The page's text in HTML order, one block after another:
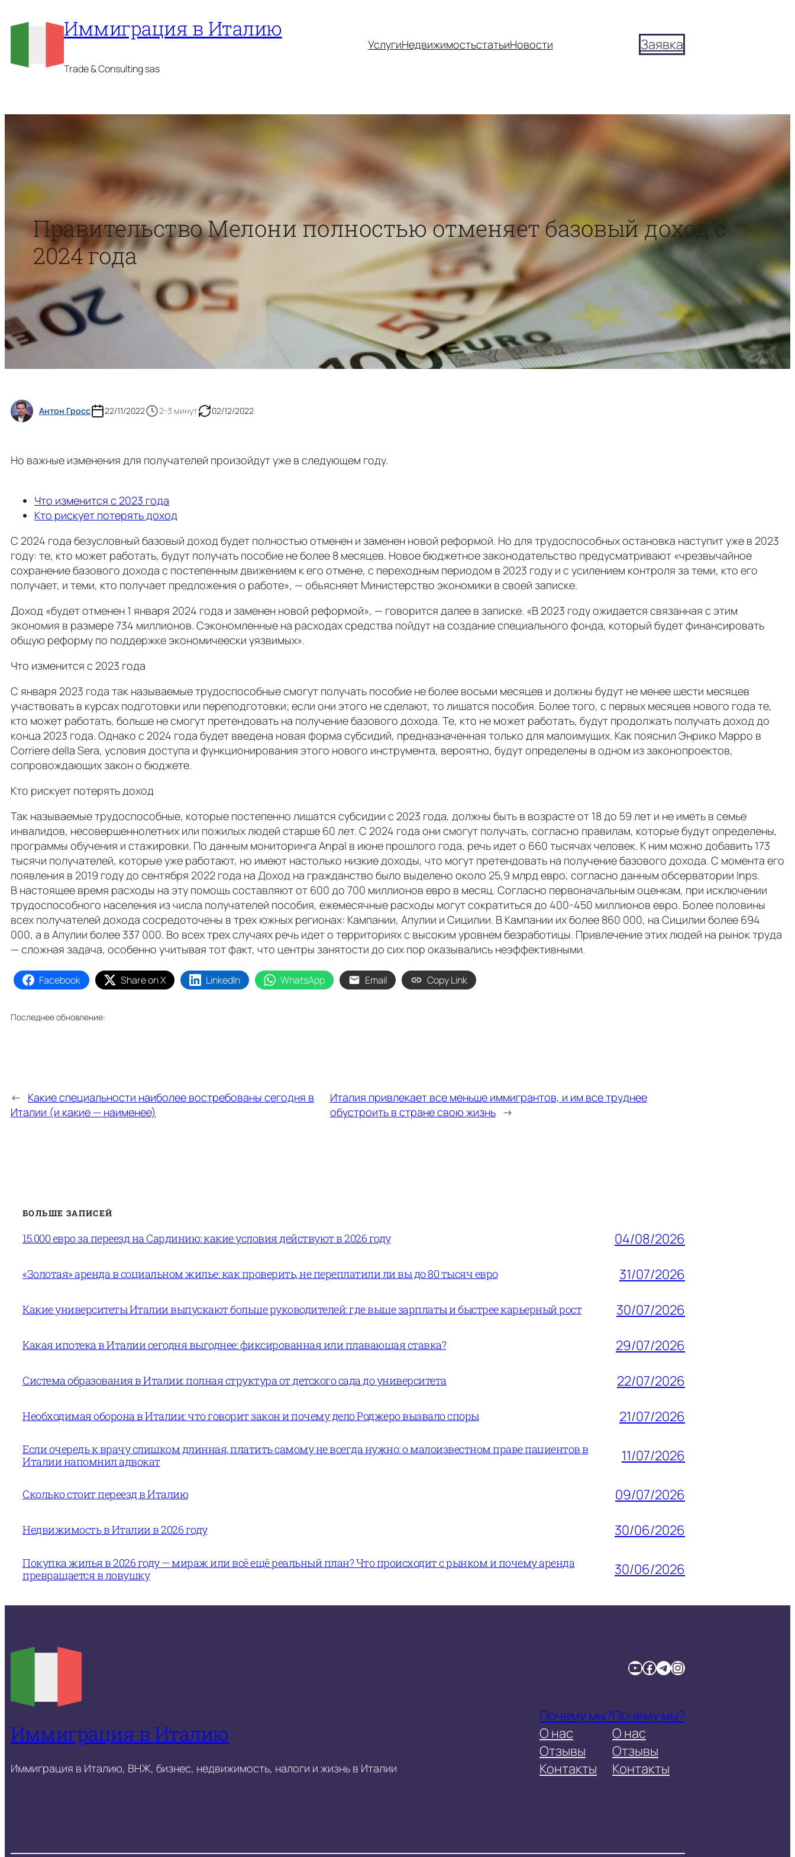
Иммиграция в Италию
Trade & Consulting sas
УслугиНедвижимостьстатьиНовости Заявка
Правительство Мелони полностью отменяет базовый доход с
2024 года
Антон Гросс 22/11/2022 2-3 минут 02/12/2022
Но важные изменения для получателей произойдут уже в следующем году.
Что изменится с 2023 года
Кто рискует потерять доход
С 2024 года безусловный базовый доход будет полностью отменен и заменен новой реформой. Но для трудоспособных остановка наступит уже в 2023
году: те, кто может работать, будут получать пособие не более 8 месяцев. Новое бюджетное законодательство предусматривают «чрезвычайное
сохранение базового дохода с постепенным движением к его отмене, с переходным периодом в 2023 году и с усилением контроля за теми, кто его
получает, и теми, кто получает предложения о работе», — объясняет Министерство экономики в своей записке.
Доход «будет отменен 1 января 2024 года и заменен новой реформой», — говорится далее в записке. «В 2023 году ожидается связанная с этим
экономия в размере 734 миллионов. Сэкономленные на расходах средства пойдут на создание специального фонда, который будет финансировать
общую реформу по поддержке экономичеески уязвимых».
Что изменится с 2023 года
С января 2023 года так называемые трудоспособные смогут получать пособие не более восьми месяцев и должны будут не менее шести месяцев
участвовать в курсах подготовки или переподготовки; если они этого не сделают, то лишатся пособия. Более того, с первых месяцев нового года те,
кто может работать, больше не смогут претендовать на получение базового дохода. Те, кто не может работать, будут продолжать получать доход до
конца 2023 года. Однако с 2024 года будет введена новая форма субсидий, предназначенная только для малоимущих. Как пояснил Энрико Марро в
Corriere della Sera, условия доступа и функционирования этого нового инструмента, вероятно, будут определены в одном из законопроектов,
сопровождающих закон о бюджете.
Кто рискует потерять доход
Так называемые трудоспособные, которые постепенно лишатся субсидии с 2023 года, должны быть в возрасте от 18 до 59 лет и не иметь в семье
инвалидов, несовершеннолетних или пожилых людей старше 60 лет. С 2024 года они смогут получать, согласно правилам, которые будут определены,
программы обучения и стажировки. По данным мониторинга Anpal в июне прошлого года, речь идет о 660 тысячах человек. К ним можно добавить 173
тысячи получателей, которые уже работают, но имеют настолько низкие доходы, что могут претендовать на получение базового дохода. С момента его
появления в 2019 году до сентября 2022 года на Доход на гражданство было выделено около 25,9 млрд евро, согласно данным обсерватории Inps.
В настоящее время расходы на эту помощь составляют от 600 до 700 миллионов евро в месяц. Согласно первоначальным оценкам, при исключении
трудоспособного населения из числа получателей пособия, ежемесячные расходы могут сократиться до 400-450 миллионов евро. Более половины
всех получателей дохода сосредоточены в трех южных регионах: Кампании, Апулии и Сицилии. В Кампании их более 860 000, на Сицилии более 694
000, а в Апулии более 337 000. Во всех трех случаях речь идет о территориях с высоким уровнем безработицы. Привлечение этих людей на рынок труда
— сложная задача, особенно учитывая тот факт, что центры занятости до сих пор оказывались неэффективными.
Facebook Share on X LinkedIn WhatsApp Email Copy Link
Последнее обновление:
← Какие специальности наиболее востребованы сегодня в
Италии (и какие — наименее)
Италия привлекает все меньше иммигрантов, и им все труднее
обустроить в стране свою жизнь →
БОЛЬШЕ ЗАПИСЕЙ
15.000 евро за переезд на Сардинию: какие условия действуют в 2026 году 04/08/2026
«Золотая» аренда в социальном жилье: как проверить, не переплатили ли вы до 80 тысяч евро 31/07/2026
Какие университеты Италии выпускают больше руководителей: где выше зарплаты и быстрее карьерный рост 30/07/2026
Какая ипотека в Италии сегодня выгоднее: фиксированная или плавающая ставка? 29/07/2026
Система образования в Италии: полная структура от детского сада до университета 22/07/2026
Необходимая оборона в Италии: что говорит закон и почему дело Роджеро вызвало споры 21/07/2026
Если очередь к врачу слишком длинная, платить самому не всегда нужно: о малоизвестном праве пациентов в
Италии напомнил адвокат
11/07/2026
Сколько стоит переезд в Италию 09/07/2026
Недвижимость в Италии в 2026 году 30/06/2026
Покупка жилья в 2026 году — мираж или всё ещё реальный план? Что происходит с рынком и почему аренда
превращается в ловушку
30/06/2026
YouTube Facebook TelegramInstagram
Иммиграция в Италию
Иммиграция в Италию, ВНЖ, бизнес, недвижимость, налоги и жизнь в Италии
Почему мы?
О нас
Отзывы
Контакты
Почему мы?
О нас
Отзывы
Контакты